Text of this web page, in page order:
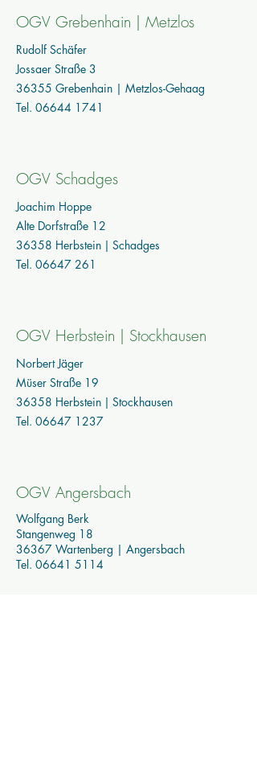
OGV Grebenhain | Metzlos
Rudolf Schäfer
Jossaer Straße 3
36355 Grebenhain | Metzlos-Gehaag
Tel. 06644 1741
OGV Schadges
Joachim Hoppe
Alte Dorfstraße 12
36358 Herbstein | Schadges
Tel. 06647 261
OGV Herbstein | Stockhausen
Norbert Jäger
Müser Straße 19
36358 Herbstein | Stockhausen
Tel. 06647 1237
OGV Angersbach
Wolfgang Berk
Stangenweg 18
36367 Wartenberg | Angersbach
Tel. 06641 5114